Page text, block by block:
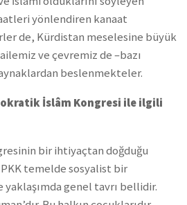
yönlendiren kanaat
de, Kürdistan meselesine büyük
ve çevremiz de –bazı
beslenmekteler.
İslâm Kongresi ile ilgili
bir ihtiyaçtan doğduğu
temelde sosyalist bir
genel tavrı bellidir.